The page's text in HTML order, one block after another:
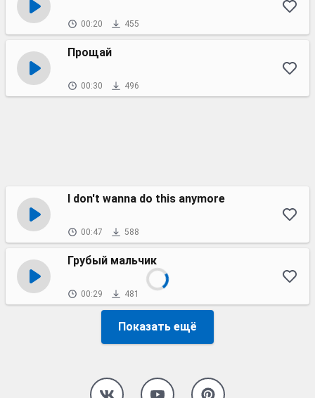
00:20 455
Прощай
00:30 496
I don't wanna do this anymore
00:47 588
Грубый мальчик
00:29 481
Показать ещё